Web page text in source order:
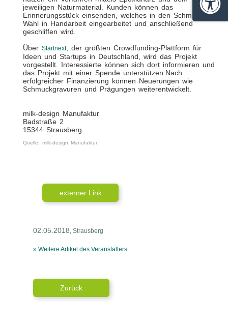
jeweiligen Naturmaterial. Kunden können das
Erinnerungsstück einsenden, welches in den Schmuck der
Wahl in Handarbeit eingearbeitet und anschließend
geschliffen wird.
Über Startnext, der größten Crowdfunding-Plattform für
Ideen und Startups in Deutschland, wird das Projekt
vorgestellt. Interessierte können sich dort informieren und
das Projekt mit einer Spende unterstützen.Nach
erfolgreicher Finanzierung können Neuerungen wie
Schmuckgravuren und Prägungen weiterentwickelt.
milk-design Manufaktur
Badstraße 2
15344 Strausberg
Quelle: milk-design Manufaktur
externer Link
02.05.2018, Strausberg
» Weitere Artikel des Veranstalters
Zurück